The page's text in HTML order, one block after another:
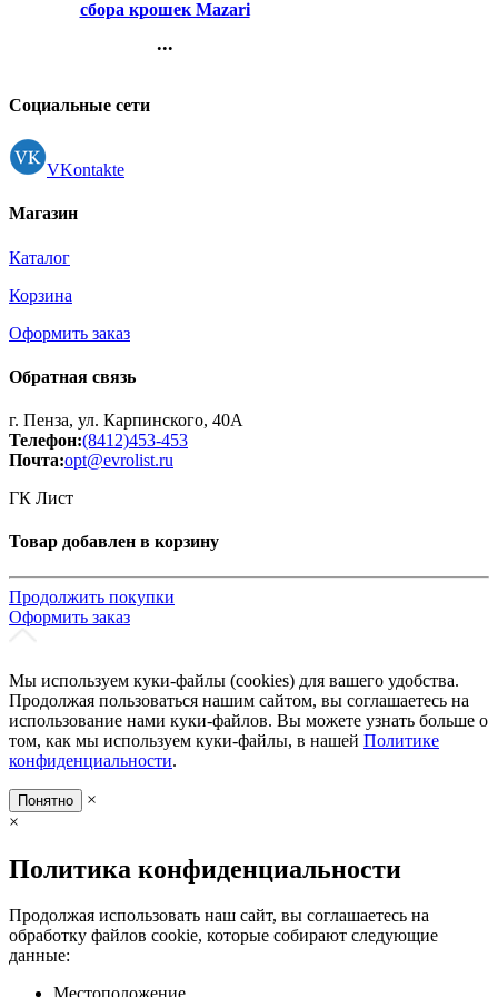
сбора крошек Mazari
арт.TB6518
...
Регистрация
Социальные сети
VKontakte
Магазин
Каталог
Корзина
Оформить заказ
Обратная связь
г. Пенза, ул. Карпинского, 40А
Телефон:(8412)453-453
Почта:opt@evrolist.ru
ГК Лист
Товар добавлен в корзину
Продолжить покупки
Оформить заказ
Мы используем куки-файлы (cookies) для вашего удобства.
Продолжая пользоваться нашим сайтом, вы соглашаетесь на
использование нами куки-файлов. Вы можете узнать больше о
том, как мы используем куки-файлы, в нашей Политике
конфиденциальности.
Понятно
×
×
Политика конфиденциальности
Продолжая использовать наш сайт, вы соглашаетесь на
обработку файлов cookie, которые собирают следующие
данные: